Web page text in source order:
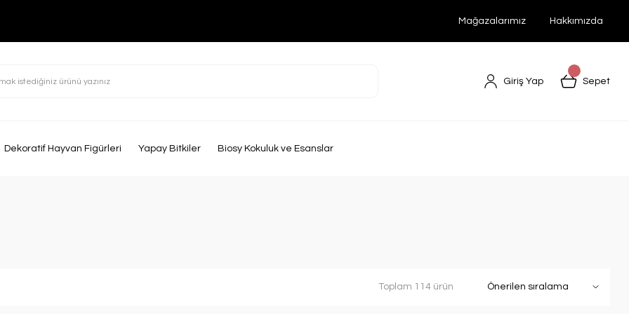
Mağazalarımız Hakkımızda
Giriş Yap Sepet
Dekoratif Hayvan Figürleri Yapay Bitkiler Biosy Kokuluk ve Esanslar
Toplam 114 ürün